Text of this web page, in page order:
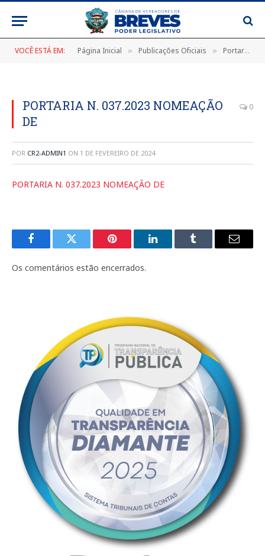
VOCÊ ESTÁ EM: Página Inicial » Publicações Oficiais » Portarias
PORTARIA N. 037.2023 NOMEAÇÃO
DE
0
POR CR2-ADMIN1 ON 1 DE FEVEREIRO DE 2024
PORTARIA N. 037.2023 NOMEAÇÃO DE
FacebookTwitter Pinterest LinkedInTumblr
E-
Os comentários estão encerrados.